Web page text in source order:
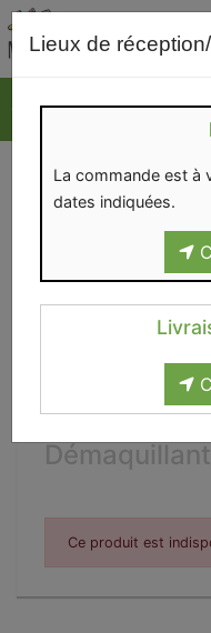
Lieux de
La commande est à
dates indiquées.
Ce produit est